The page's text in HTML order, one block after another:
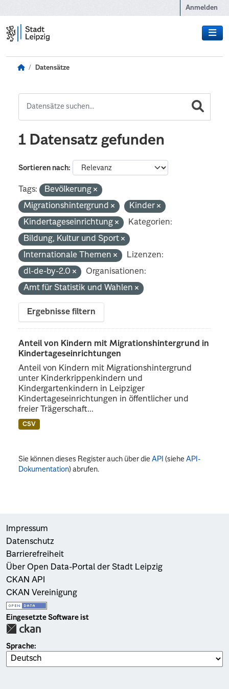
Anmelden
Datensätze
1 Datensatz gefunden
Sortieren nach
Tags:
Bevölkerung
Migrationshintergrund
Kinder
Kindertageseinrichtung
Kategorien:
Bildung, Kultur und Sport
Internationale Themen
Lizenzen:
dl-de-by-2.0
Organisationen:
Amt für Statistik und Wahlen
Ergebnisse filtern
Anteil von Kindern mit Migrationshintergrund in
Kindertageseinrichtungen
Anteil von Kindern mit Migrationshintergrund
unter Kinderkrippenkindern und
Kindergartenkindern in Leipziger
Kindertageseinrichtungen in öffentlicher und
freier Trägerschaft...
CSV
Sie können dieses Register auch über dieAPI (sieheAPI-
Dokumentation) abrufen.
Impressum
Datenschutz
Barrierefreiheit
Über Open Data-Portal der Stadt Leipzig
CKAN API
CKAN Vereinigung
Eingesetzte Software ist
Sprache